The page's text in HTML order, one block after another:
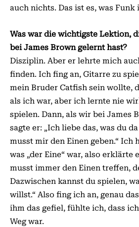
auch nichts. Das ist es, was Funk
Was war die wichtigste Lektion,
bei James Brown gelernt hast?
Disziplin. Aber er lehrte mich
finden. Ich fing an, Gitarre zu
mein Bruder Catfish sein wollte,
als ich war, aber ich lernte nie
spielen. Dann, als wir bei James
sagte er: „Ich liebe das, was du
musst mir den Einen geben.“ Ich
was „der Eine“ war, also erklärte
musst immer den Einen treffen,
Dazwischen kannst du spielen,
willst.“ Also fing ich an, genau
ihm das gefiel, fühlte ich, dass
Weg war.